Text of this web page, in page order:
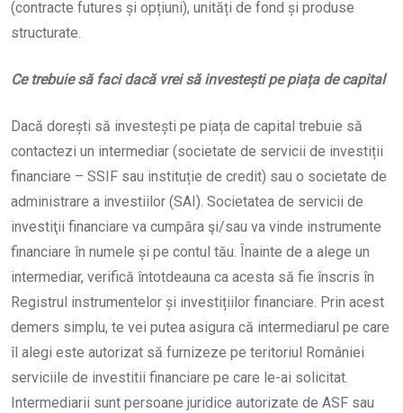
(contracte futures și opțiuni), unități de fond și produse
structurate.
Ce trebuie să faci dacă vrei să investești pe piața de capital
Dacă dorești să investești pe piața de capital trebuie să
contactezi un intermediar (societate de servicii de investiții
financiare – SSIF sau instituție de credit) sau o societate de
administrare a investiilor (SAI). Societatea de servicii de
investiţii financiare va cumpăra şi/sau va vinde instrumente
financiare în numele și pe contul tău. Înainte de a alege un
intermediar, verifică întotdeauna ca acesta să fie înscris în
Registrul instrumentelor și investițiilor financiare. Prin acest
demers simplu, te vei putea asigura că intermediarul pe care
îl alegi este autorizat să furnizeze pe teritoriul României
serviciile de investitii financiare pe care le-ai solicitat.
Intermediarii sunt persoane juridice autorizate de ASF sau